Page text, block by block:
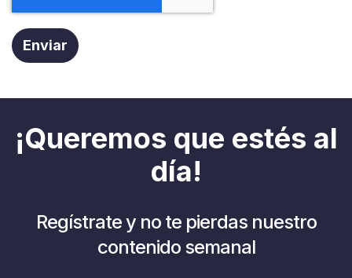
¡Queremos que estés al
día!
Regístrate y no te pierdas nuestro
contenido semanal